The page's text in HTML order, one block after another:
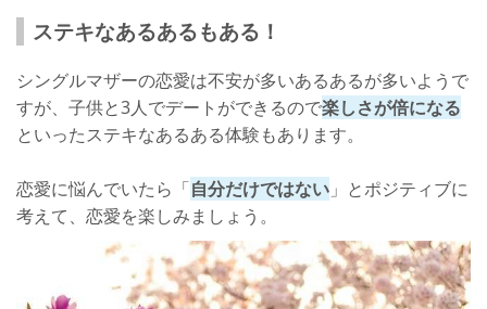
ステキなあるあるもある！
シングルマザーの恋愛は不安が多いあるあるが多いようで
すが、子供と3人でデートができるので楽しさが倍になる
といったステキなあるある体験もあります。
恋愛に悩んでいたら「自分だけではない 」とポジティブに
考えて、恋愛を楽しみましょう。